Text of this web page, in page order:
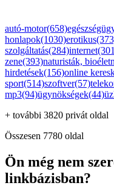
autó-motor(658)
honlapok(1030)
szolgáltatás(284)
zene(393)naturisták,
hirdetések(156)online
sport(514)szoftver(57)
mp3(94)ügynökségek(44)
+ további 3820 privát oldal
Összesen 7780 oldal
Ön még nem
linkbázisban?